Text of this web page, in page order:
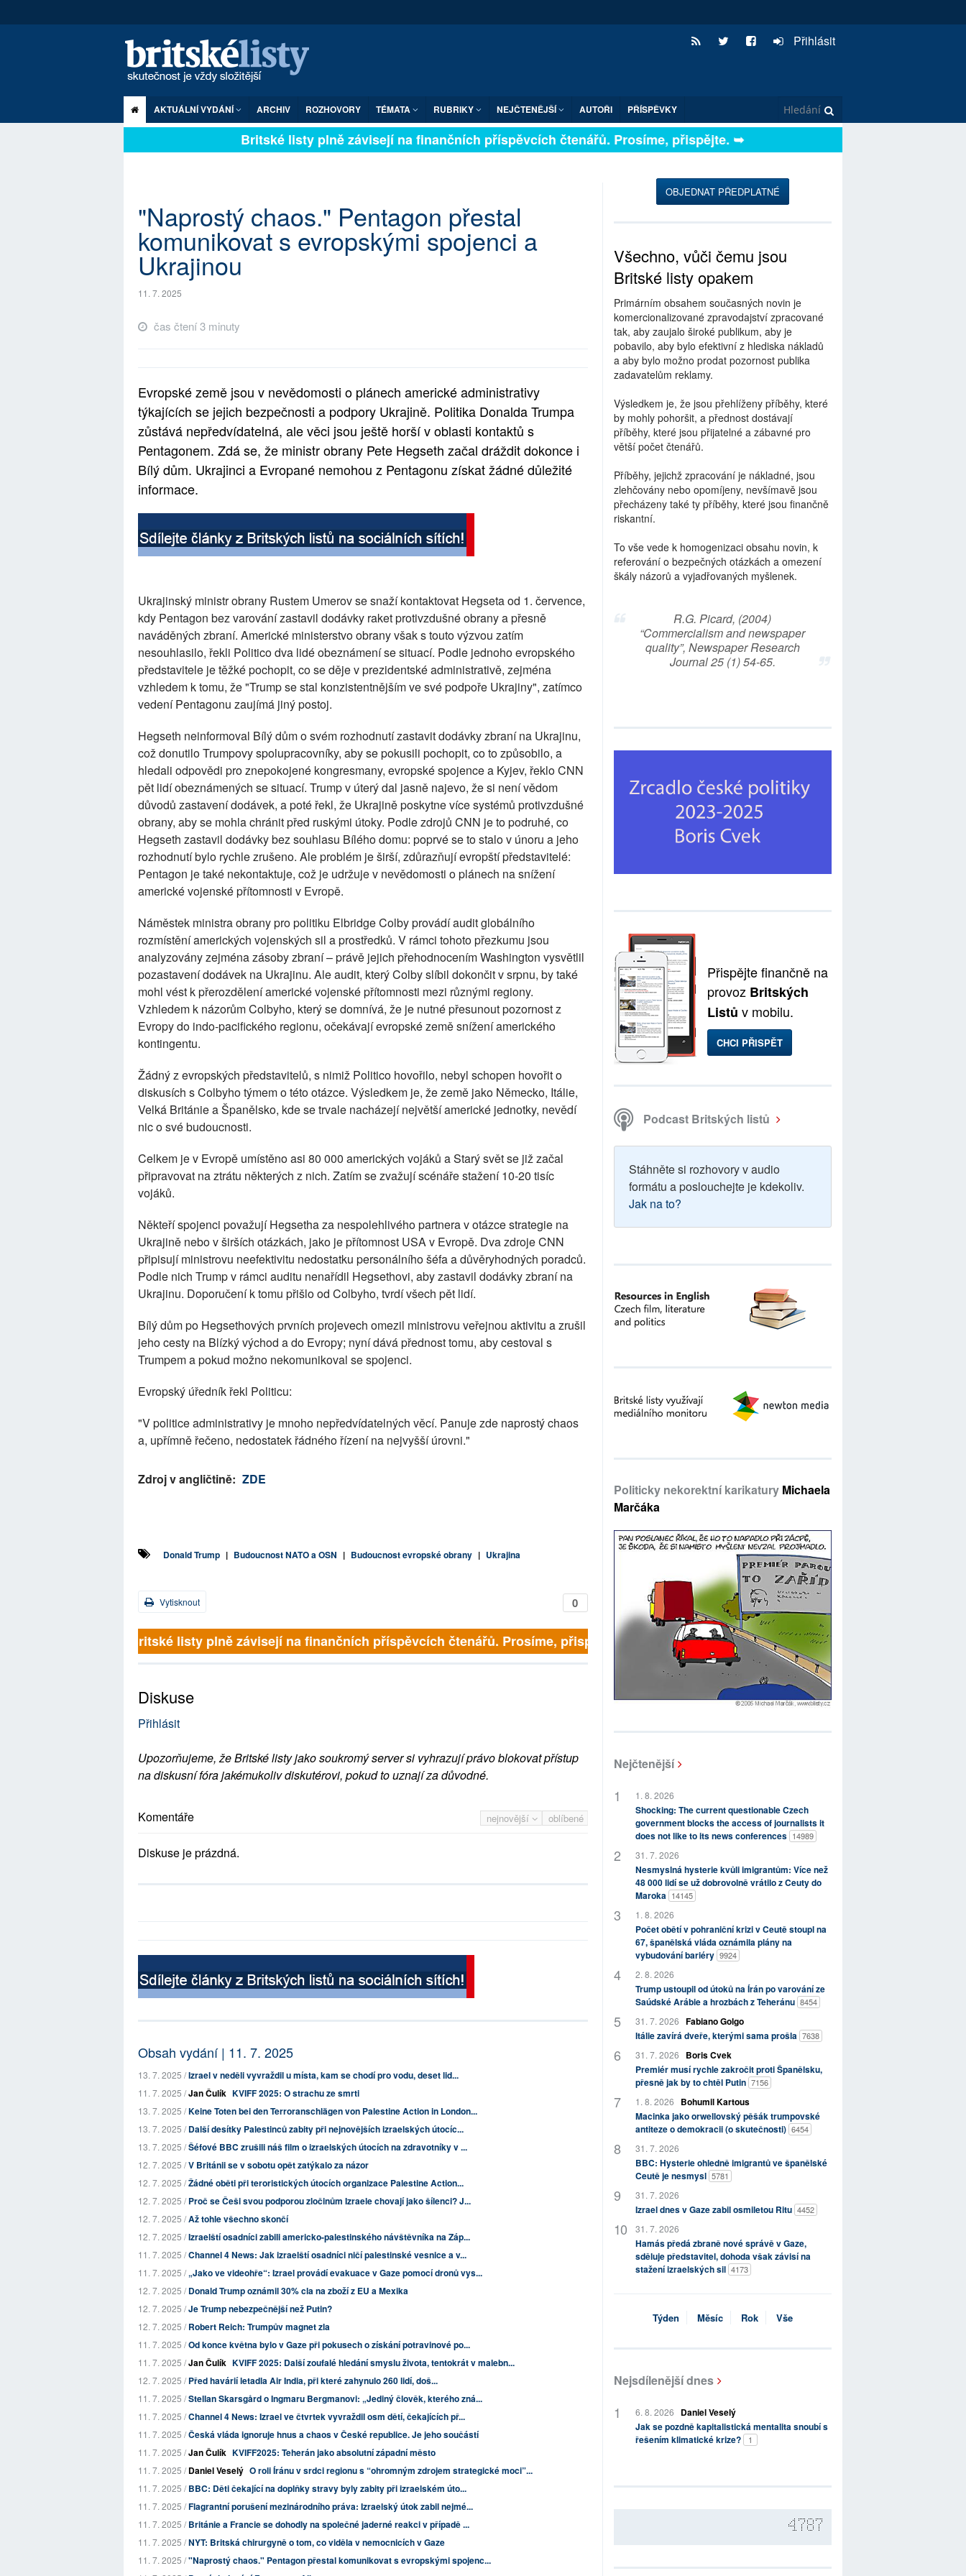
Přihlásit
AKTUÁLNÍ VYDÁNÍ ARCHIV ROZHOVORY TÉMATA RUBRIKY NEJČTENĚJŠÍ AUTOŘI PŘÍSPĚVKY
Britské listy plně závisejí na finančních příspěvcích čtenářů. Prosíme, přispějte. ➥
"Naprostý chaos." Pentagon přestal
komunikovat s evropskými spojenci a
Ukrajinou
11. 7. 2025
čas čtení 3 minuty
Evropské země jsou v nevědomosti o plánech americké administrativy
týkajících se jejich bezpečnosti a podpory Ukrajině. Politika Donalda Trumpa
zůstává nepředvídatelná, ale věci jsou ještě horší v oblasti kontaktů s
Pentagonem. Zdá se, že ministr obrany Pete Hegseth začal dráždit dokonce i
Bílý dům. Ukrajinci a Evropané nemohou z Pentagonu získat žádné důležité
informace.
Ukrajinský ministr obrany Rustem Umerov se snaží kontaktovat Hegseta od 1. července,
kdy Pentagon bez varování zastavil dodávky raket protivzdušné obrany a přesně
naváděných zbraní. Americké ministerstvo obrany však s touto výzvou zatím
nesouhlasilo, řekli Politico dva lidé obeznámení se situací. Podle jednoho evropského
představitele je těžké pochopit, co se děje v prezidentské administrativě, zejména
vzhledem k tomu, že "Trump se stal konzistentnějším ve své podpoře Ukrajiny", zatímco
vedení Pentagonu zaujímá jiný postoj.
Hegseth neinformoval Bílý dům o svém rozhodnutí zastavit dodávky zbraní na Ukrajinu,
což donutilo Trumpovy spolupracovníky, aby se pokusili pochopit, co to způsobilo, a
hledali odpovědi pro znepokojené kongresmany, evropské spojence a Kyjev, řeklo CNN
pět lidí obeznámených se situací. Trump v úterý dal jasně najevo, že si není vědom
důvodů zastavení dodávek, a poté řekl, že Ukrajině poskytne více systémů protivzdušné
obrany, aby se mohla chránit před ruskými útoky. Podle zdrojů CNN je to podruhé, co
Hegseth zastavil dodávky bez souhlasu Bílého domu: poprvé se to stalo v únoru a jeho
rozhodnutí bylo rychle zrušeno. Ale problém je širší, zdůrazňují evropští představitelé:
Pentagon je také nekontaktuje, což je udržuje v nevědomosti o plánech na snížení
americké vojenské přítomnosti v Evropě.
Náměstek ministra obrany pro politiku Elbridge Colby provádí audit globálního
rozmístění amerických vojenských sil a prostředků. V rámci tohoto přezkumu jsou
analyzovány zejména zásoby zbraní – právě jejich přehodnocením Washington vysvětlil
pozastavení dodávek na Ukrajinu. Ale audit, který Colby slíbil dokončit v srpnu, by také
mohl vést k přerozdělení americké vojenské přítomnosti mezi různými regiony.
Vzhledem k názorům Colbyho, který se domnívá, že je nutné přesunout pozornost z
Evropy do indo-pacifického regionu, očekávají evropské země snížení amerického
kontingentu.
Žádný z evropských představitelů, s nimiž Politico hovořilo, nebyl schopen hovořit o
diskusích s Colbyho týmem o této otázce. Výsledkem je, že země jako Německo, Itálie,
Velká Británie a Španělsko, kde se trvale nacházejí největší americké jednotky, nevědí
nic o své budoucnosti.
Celkem je v Evropě umístěno asi 80 000 amerických vojáků a Starý svět se již začal
připravovat na ztrátu některých z nich. Zatím se zvažují scénáře stažení 10-20 tisíc
vojáků.
Někteří spojenci považují Hegsetha za nespolehlivého partnera v otázce strategie na
Ukrajině nebo v širších otázkách, jako je přítomnost USA v Evropě. Dva zdroje CNN
připisují ministrovu neefektivitu nedostatku personálního šéfa a důvěryhodných poradců.
Podle nich Trump v rámci auditu nenařídil Hegsethovi, aby zastavil dodávky zbraní na
Ukrajinu. Doporučení k tomu přišlo od Colbyho, tvrdí všech pět lidí.
Bílý dům po Hegsethových prvních projevech omezil ministrovu veřejnou aktivitu a zrušil
jeho cesty na Blízký východ a do Evropy; nyní dává přednost tomu, aby cestoval s
Trumpem a pokud možno nekomunikoval se spojenci.
Evropský úředník řekl Politicu:
"V politice administrativy je mnoho nepředvídatelných věcí. Panuje zde naprostý chaos
a, upřímně řečeno, nedostatek řádného řízení na nejvyšší úrovni."
Zdroj v angličtině: ZDE
Donald Trump | Budoucnost NATO a OSN | Budoucnost evropské obrany | Ukrajina
0
Vytisknout
Britské listy plně závisejí na finančních příspěvcích čtenářů. Prosíme, přispějte. ➥
Diskuse
Přihlásit
Upozorňujeme, že Britské listy jako soukromý server si vyhrazují právo blokovat přístup
na diskusní fóra jakémukoliv diskutérovi, pokud to uznají za důvodné.
nejnovější oblíbené
Komentáře
Diskuse je prázdná.
Obsah vydání | 11. 7. 2025
13. 7. 2025 /Izrael v neděli vyvraždil u místa, kam se chodí pro vodu, deset lid...
11. 7. 2025 /Jan Čulík KVIFF 2025: O strachu ze smrti
13. 7. 2025 /Keine Toten bei den Terroranschlägen von Palestine Action in London...
13. 7. 2025 /Další desítky Palestinců zabity při nejnovějších izraelských útocíc...
13. 7. 2025 /Šéfové BBC zrušili náš film o izraelských útocích na zdravotníky v ...
12. 7. 2025 /V Británii se v sobotu opět zatýkalo za názor
12. 7. 2025 /Žádné oběti při teroristických útocích organizace Palestine Action...
12. 7. 2025 /Proč se Češi svou podporou zločinům Izraele chovají jako šílenci? J...
12. 7. 2025 /Až tohle všechno skončí
12. 7. 2025 /Izraelští osadníci zabili americko-palestinského návštěvníka na Záp...
11. 7. 2025 /Channel 4 News: Jak izraelští osadníci ničí palestinské vesnice a v...
11. 7. 2025 /„Jako ve videohře“: Izrael provádí evakuace v Gaze pomocí dronů vys...
12. 7. 2025 /Donald Trump oznámil 30% cla na zboží z EU a Mexika
12. 7. 2025 /Je Trump nebezpečnější než Putin?
12. 7. 2025 /Robert Reich: Trumpův magnet zla
11. 7. 2025 /Od konce května bylo v Gaze při pokusech o získání potravinové po...
11. 7. 2025 /Jan Čulík KVIFF 2025: Další zoufalé hledání smyslu života, tentokrát v malebn...
12. 7. 2025 /Před havárií letadla Air India, při které zahynulo 260 lidí, doš...
11. 7. 2025 /Stellan Skarsgård o Ingmaru Bergmanovi: „Jediný člověk, kterého zná...
11. 7. 2025 /Channel 4 News: Izrael ve čtvrtek vyvraždil osm dětí, čekajících př...
11. 7. 2025 /Česká vláda ignoruje hnus a chaos v České republice. Je jeho součástí
11. 7. 2025 /Jan Čulík KVIFF2025: Teherán jako absolutní západní město
11. 7. 2025 /Daniel Veselý O roli Íránu v srdci regionu s “ohromným zdrojem strategické moci”...
11. 7. 2025 /BBC: Děti čekající na doplňky stravy byly zabity při izraelském úto...
11. 7. 2025 /Flagrantní porušení mezinárodního práva: Izraelský útok zabil nejmé...
11. 7. 2025 /Británie a Francie se dohodly na společné jaderné reakci v případě ...
11. 7. 2025 /NYT: Britská chirurgyně o tom, co viděla v nemocnicích v Gaze
11. 7. 2025 /"Naprostý chaos." Pentagon přestal komunikovat s evropskými spojenc...
OBJEDNAT PŘEDPLATNÉ
Všechno, vůči čemu jsou
Britské listy opakem
Primárním obsahem současných novin je
komercionalizované zpravodajství zpracované
tak, aby zaujalo široké publikum, aby je
pobavilo, aby bylo efektivní z hlediska nákladů
a aby bylo možno prodat pozornost publika
zadavatelům reklamy.
Výsledkem je, že jsou přehlíženy příběhy, které
by mohly pohoršit, a přednost dostávají
příběhy, které jsou přijatelné a zábavné pro
větší počet čtenářů.
Příběhy, jejichž zpracování je nákladné, jsou
zlehčovány nebo opomíjeny, nevšímavě jsou
přecházeny také ty příběhy, které jsou finančně
riskantní.
To vše vede k homogenizaci obsahu novin, k
referování o bezpečných otázkách a omezení
škály názorů a vyjadřovaných myšlenek.
R.G. Picard, (2004)
“Commercialism and newspaper
quality”, Newspaper Research
Journal 25 (1) 54-65.
Přispějte finančně na
provoz Britských
Listů v mobilu.
CHCI PŘISPĚT
Podcast Britských listů
Stáhněte si rozhovory v audio
formátu a poslouchejte je kdekoliv.
Jak na to?
Politicky nekorektní karikatury Michaela
Marčáka
Nejčtenější
1. 8. 2026
Shocking: The current questionable Czech
government blocks the access of journalists it
does not like to its news conferences 14989
31. 7. 2026
Nesmyslná hysterie kvůli imigrantům: Více než
48 000 lidí se už dobrovolně vrátilo z Ceuty do
Maroka 14145
1. 8. 2026
Počet obětí v pohraniční krizi v Ceutě stoupl na
67, španělská vláda oznámila plány na
vybudování bariéry 9924
2. 8. 2026
Trump ustoupil od útoků na Írán po varování ze
Saúdské Arábie a hrozbách z Teheránu 8454
31. 7. 2026 Fabiano Golgo
Itálie zavírá dveře, kterými sama prošla 7638
31. 7. 2026
Boris Cvek
Premiér musí rychle zakročit proti Španělsku,
přesně jak by to chtěl Putin 7156
1. 8. 2026
Bohumil Kartous
Macinka jako orwellovský pěšák trumpovské
antiteze o demokracii (o skutečnosti) 6454
31. 7. 2026
BBC: Hysterie ohledně imigrantů ve španělské
Ceutě je nesmysl 5781
31. 7. 2026
Izrael dnes v Gaze zabil osmiletou Ritu 4452
31. 7. 2026
Hamás předá zbraně nové správě v Gaze,
sděluje představitel, dohoda však závisí na
stažení izraelských sil 4173
Týden Měsíc Rok Vše
Nejsdílenější dnes
6. 8. 2026
Daniel Veselý
Jak se pozdně kapitalistická mentalita snoubí s
řešením klimatické krize?
1
4787